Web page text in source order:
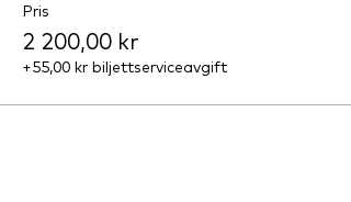
Pris
2 200,00 kr
+55,00 kr biljettserviceavgift